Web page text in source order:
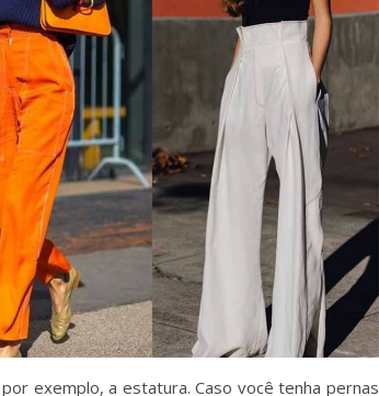
exemplo, a estatura. Caso você tenha pernas